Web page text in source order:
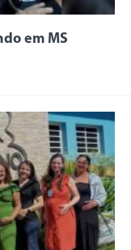
em MS